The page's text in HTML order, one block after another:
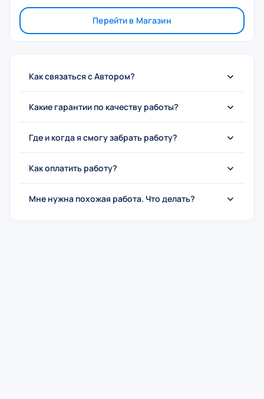
Перейти в Магазин
Как связаться с Автором?
Какие гарантии по качеству работы?
Где и когда я смогу забрать работу?
Как оплатить работу?
Мне нужна похожая работа. Что делать?